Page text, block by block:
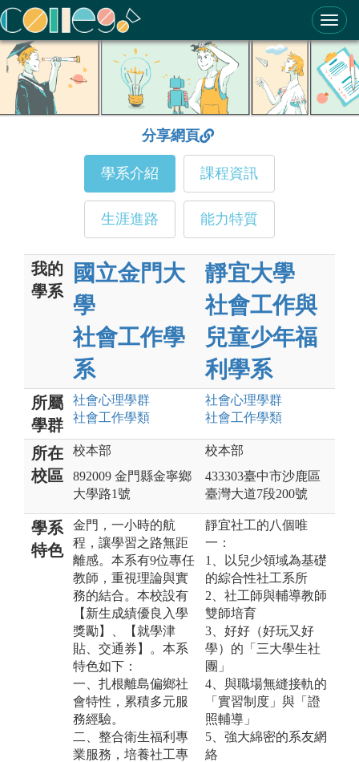
ColleGo! 大學選才與高中育才輔助系統
分享網頁
學系介紹 課程資訊
生涯進路 能力特質
我的
學系
國立金門大
學
社會工作學
系
靜宜大學
社會工作與
兒童少年福
利學系
所屬
學群
社會心理學群
社會工作學類
社會心理學群
社會工作學類
所在
校區
校本部
892009 金門縣金寧鄉
大學路1號
校本部
433303臺中市沙鹿區
臺灣大道7段200號
學系
特色
金門，一小時的航
程，讓學習之路無距
離感。本系有9位專任
教師，重視理論與實
務的結合。本校設有
【新生成績優良入學
獎勵】、【就學津
貼、交通券】。本系
特色如下：
一、扎根離島偏鄉社
會特性，累積多元服
務經驗。
二、整合衛生福利專
業服務，培養社工專
靜宜社工的八個唯
一：
1、以兒少領域為基礎
的綜合性社工系所
2、社工師與輔導教師
雙師培育
3、好好（好玩又好
學）的「三大學生社
團」
4、與職場無縫接軌的
「實習制度」與「證
照輔導」
5、強大綿密的系友網
絡